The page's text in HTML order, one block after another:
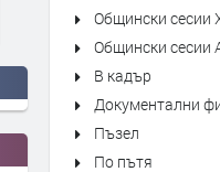
Общински сесии
Общински сесии
В кадър
Документални
Пъзел
По пътя